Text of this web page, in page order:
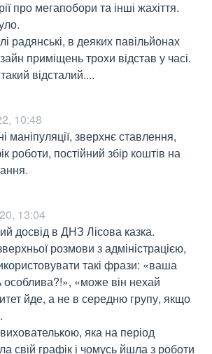
про мегапобори та інші жахіття.
радянські, в деяких павільйонах
приміщень трохи відстав у часі.
відсталий....
10:48
маніпуляції, зверхнє ставлення,
роботи, постійний збір коштів на
13:04
досвід в ДНЗ Лісова казка.
розмови з адміністрацією,
такі фрази: «ваша
«може він нехай
йде, а не в середню групу, якщо
яка на період
свій графік і чомусь йшла з роботи